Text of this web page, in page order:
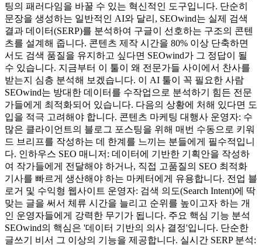
팅의 패러다임을 바꿀 수 있는 혁신적인 도구입니다. 단순히
문장을 생성하는 일반적인 AI와 달리, SEOwind는 실제 검색
결과 데이터(SERP)를 분석하여 구글이 선호하는 구조의 콘텐
츠를 설계해 줍니다. 콘텐츠 제작 시간을 80% 이상 단축하면
서도 검색 품질을 유지하고 싶다면 SEOwind가 그 정답이 될
수 있습니다. 지금부터 이 툴이 왜 전문가들 사이에서 찬사를
받는지 심층 분석해 보겠습니다. 이 AI 툴이 꼭 필요한 사람
SEOwind는 방대한 데이터를 수작업으로 분석하기 힘든 전문
가들에게 최적화되어 있습니다. 다음의 상황에 처해 있다면 도
입을 적극 고려해야 합니다. 콘텐츠 마케팅 대행사 운영자: 수
많은 클라이언트의 블로그 포스팅을 위해 매번 수동으로 키워
드 브리프를 작성하는 데 한계를 느끼는 분들에게 필수적입니
다. 인하우스 SEO 매니저: 데이터에 기반한 기획안을 작성하
여 작가들에게 전달해야 하거나, 직접 고품질의 SEO 최적화
기사를 빠르게 생산해야 하는 마케터에게 유용합니다. 전업 블
로거 및 수익형 웹사이트 운영자: 검색 의도(Search Intent)에 딱
맞는 글을 써서 체류 시간을 늘리고 순위를 높이고자 하는 개
인 운영자들에게 강력한 무기가 됩니다. 주요 핵심 기능 분석
SEOwind의 핵심은 '데이터 기반의 의사 결정'입니다. 단순한
글쓰기 비서 그 이상의 기능을 제공합니다. 실시간 SERP 분석: